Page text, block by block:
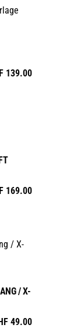
139.00
169.00
/ X-
49.00